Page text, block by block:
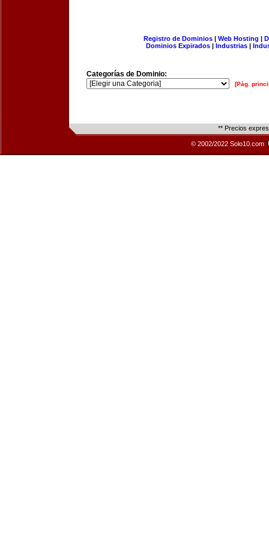
Registro de Dominios| Web Hosting |
Dominios Expirados | Industrias |
Categorías de Dominio:
[Pág.
** Precios
© 2002/2022 Solo10.com